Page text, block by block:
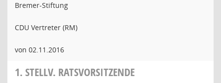
Bremer-Stiftung
CDU Vertreter (RM)
von 02.11.2016
1. STELLV. RATSVORSITZENDE